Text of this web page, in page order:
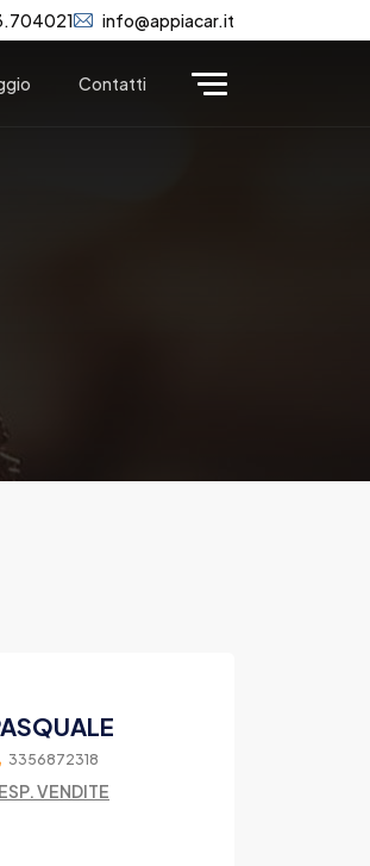
info@appiacar.it
Contatti
3356872318
VENDITE